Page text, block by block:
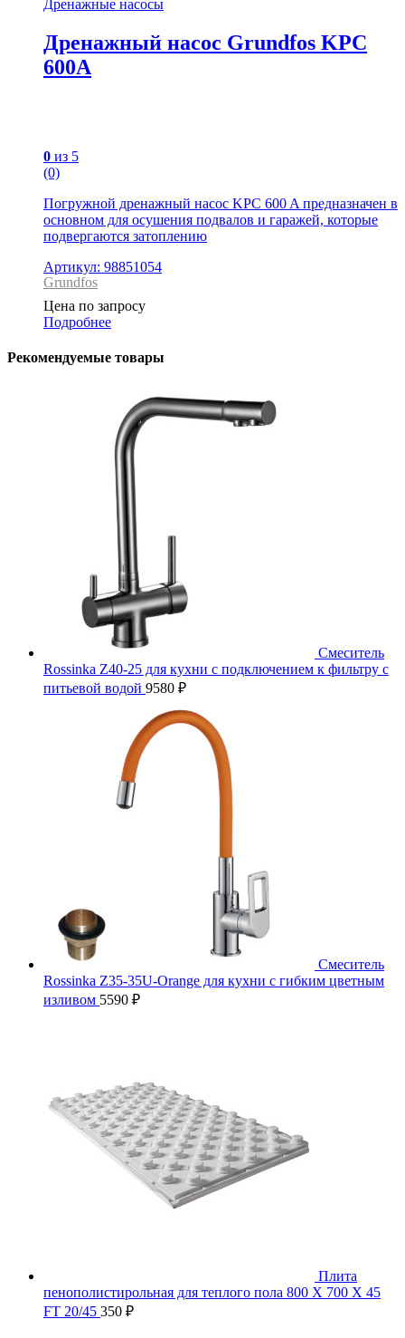
Дренажные насосы
Дренажный насос Grundfos KPC
600A
0 из 5
(0)
Погружной дренажный насос KPC 600 A предназначен в
основном для осушения подвалов и гаражей, которые
подвергаются затоплению
Артикул: 98851054
Grundfos
Цена по запросу
Подробнее
Рекомендуемые товары
Смеситель
Rossinka Z40-25 для кухни с подключением к фильтру с
питьевой водой 9580 ₽
Смеситель
Rossinka Z35-35U-Orange для кухни с гибким цветным
изливом 5590 ₽
Плита
пенополистирольная для теплого пола 800 X 700 X 45
FT 20/45 350 ₽